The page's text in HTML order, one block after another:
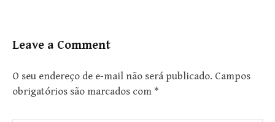
Leave a Comment
O seu endereço de e-mail não será publicado. Campos
obrigatórios são marcados com *